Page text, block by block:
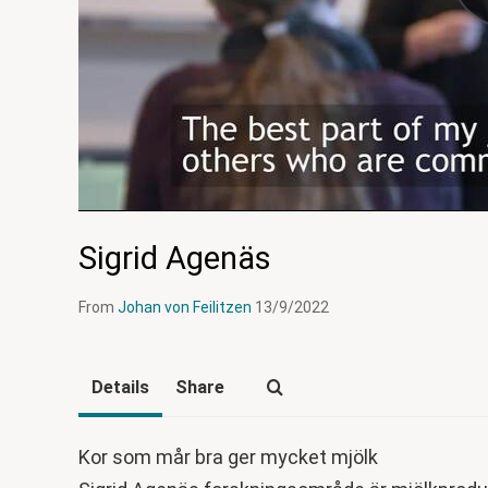
Sigrid Agenäs
From Johan von Feilitzen 13/9/2022
Details Share
Kor som mår bra ger mycket mjölk